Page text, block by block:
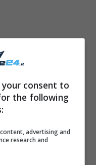
in passato ho
affinché i
consent to
the following
advertising and
research and